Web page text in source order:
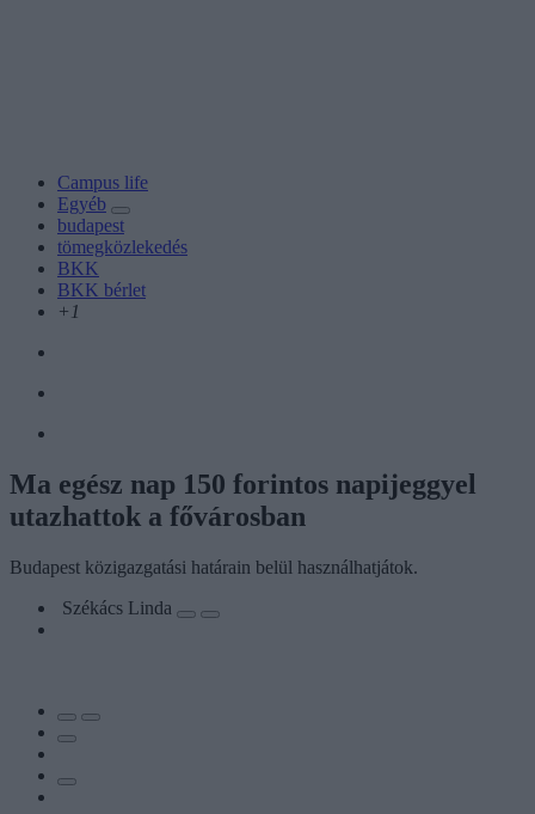
Campus life
Egyéb
budapest
tömegközlekedés
BKK
BKK bérlet
+1
Ma egész nap 150 forintos napijeggyel
utazhattok a fővárosban
Budapest közigazgatási határain belül használhatjátok.
Székács Linda